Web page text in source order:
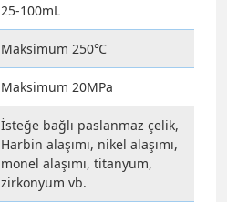
25-100mL
Maksimum 250℃
Maksimum 20MPa
İsteğe bağlı paslanmaz çelik,
Harbin alaşımı, nikel alaşımı,
monel alaşımı, titanyum,
zirkonyum vb.